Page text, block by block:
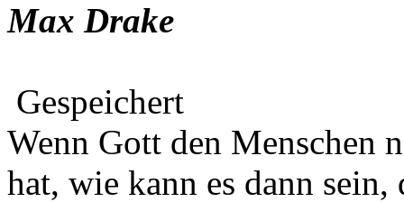
Max Drake
Gespeichert
Wenn Gott den Menschen
hat, wie kann es dann